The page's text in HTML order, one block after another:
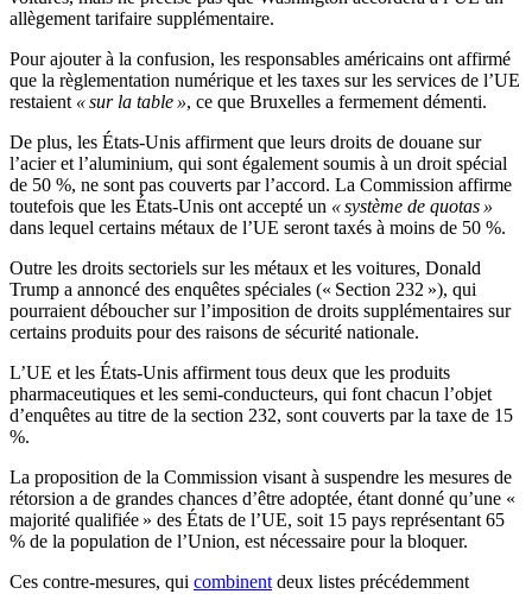
allègement tarifaire supplémentaire.
Pour ajouter à la confusion, les responsables américains ont affirmé
que la règlementation numérique et les taxes sur les services de l’UE
restaient « sur la table », ce que Bruxelles a fermement démenti.
De plus, les États-Unis affirment que leurs droits de douane sur
l’acier et l’aluminium, qui sont également soumis à un droit spécial
de 50 %, ne sont pas couverts par l’accord. La Commission affirme
toutefois que les États-Unis ont accepté un « système de quotas »
dans lequel certains métaux de l’UE seront taxés à moins de 50 %.
Outre les droits sectoriels sur les métaux et les voitures, Donald
Trump a annoncé des enquêtes spéciales (« Section 232 »), qui
pourraient déboucher sur l’imposition de droits supplémentaires sur
certains produits pour des raisons de sécurité nationale.
L’UE et les États-Unis affirment tous deux que les produits
pharmaceutiques et les semi-conducteurs, qui font chacun l’objet
d’enquêtes au titre de la section 232, sont couverts par la taxe de 15
%.
La proposition de la Commission visant à suspendre les mesures de
rétorsion a de grandes chances d’être adoptée, étant donné qu’une «
majorité qualifiée » des États de l’UE, soit 15 pays représentant 65
% de la population de l’Union, est nécessaire pour la bloquer.
Ces contre-mesures, qui combinent deux listes précédemment